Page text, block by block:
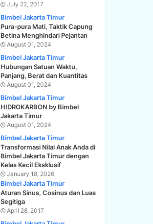
July 22, 2017
Bimbel Jakarta Timur
Pura-pura Mati, Taktik Capung
Betina Menghindari Pejantan
August 01, 2024
Bimbel Jakarta Timur
Hubungan Satuan Waktu,
Panjang, Berat dan Kuantitas
August 01, 2024
Bimbel Jakarta Timur
HIDROKARBON by Bimbel
Jakarta Timur
August 01, 2024
Bimbel Jakarta Timur
Transformasi Nilai Anak Anda di
Bimbel Jakarta Timur dengan
Kelas Kecil Eksklusif
January 18, 2026
Bimbel Jakarta Timur
Aturan Sinus, Cosinus dan Luas
Segitiga
April 28, 2017